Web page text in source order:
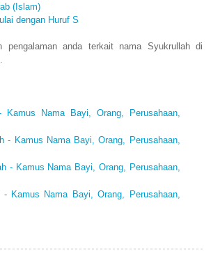
(Islam)
dengan Huruf S
pengalaman anda terkait nama Syukrullah di
Nama Bayi, Orang, Perusahaan,
- Kamus Nama Bayi, Orang, Perusahaan,
- Kamus Nama Bayi, Orang, Perusahaan,
Kamus Nama Bayi, Orang, Perusahaan,